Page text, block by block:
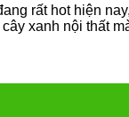
rất hot hiện
xanh nội thất